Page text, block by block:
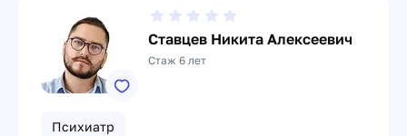
Ставцев Никита Алексеевич
Стаж 6 лет
Психиатр